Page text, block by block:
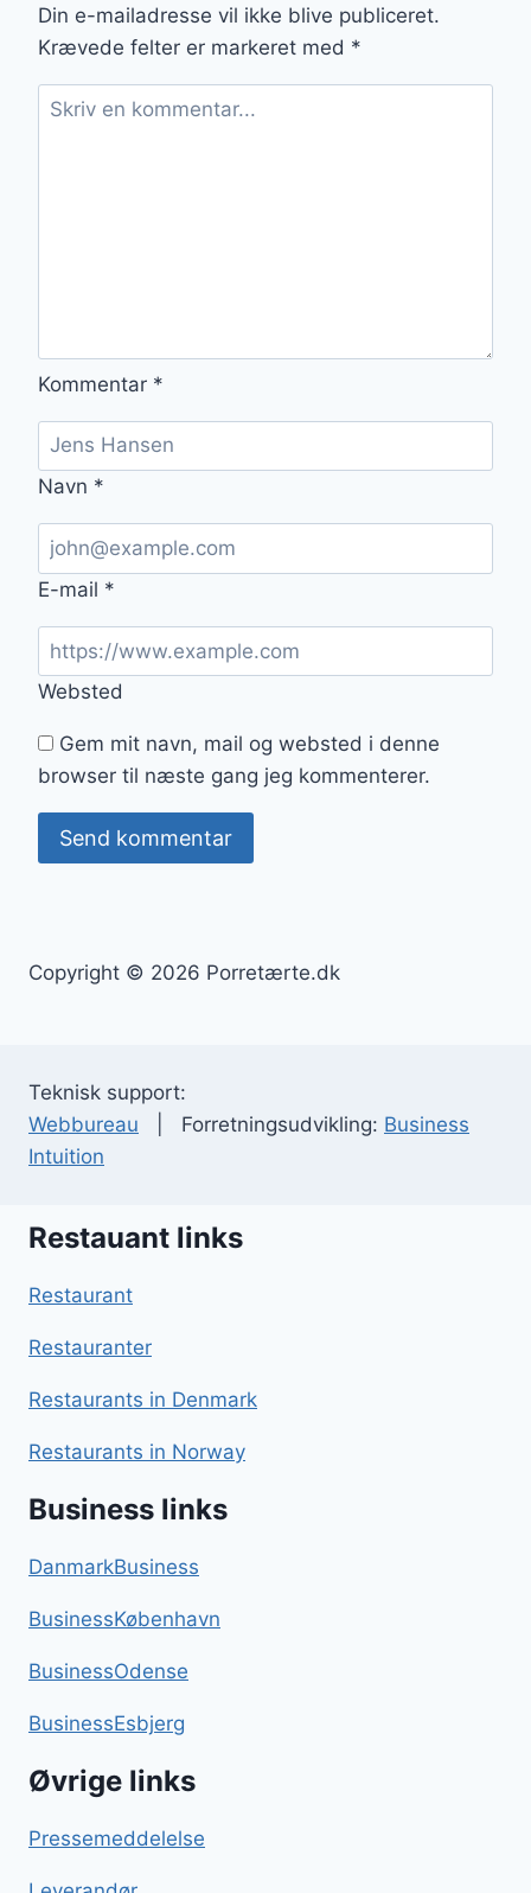
MIDDAG
Din e-mailadresse vil ikke blive publiceret.
Krævede felter er markeret med *
Kommentar *
Navn *
E-mail *
Websted
Gem mit navn, mail og websted i denne
browser til næste gang jeg kommenterer.
Copyright © 2026 Porretærte.dk
Teknisk support:
Webbureau | Forretningsudvikling: Business
Intuition
Restauant links
Restaurant
Restauranter
Restaurants in Denmark
Restaurants in Norway
Business links
DanmarkBusiness
BusinessKøbenhavn
BusinessOdense
BusinessEsbjerg
Øvrige links
Pressemeddelelse